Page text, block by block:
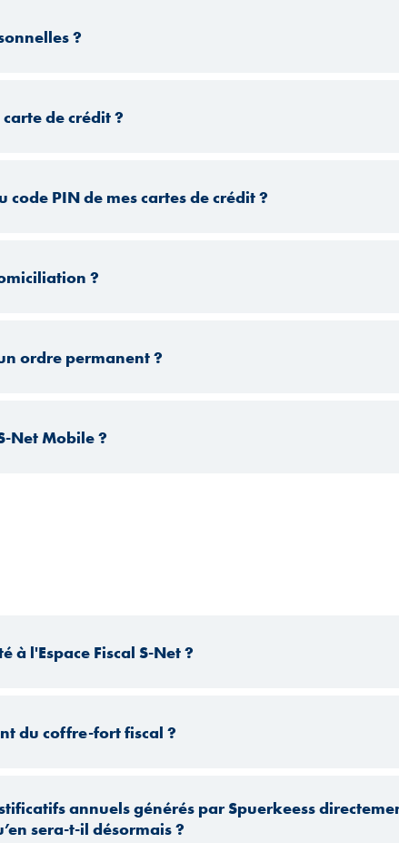
?
de crédit ?
PIN de mes cartes de crédit ?
?
ordre permanent ?
Net Mobile ?
l'Espace Fiscal S-Net ?
du coffre-fort fiscal ?
annuels générés par Spuerkeess
sera-t-il désormais ?